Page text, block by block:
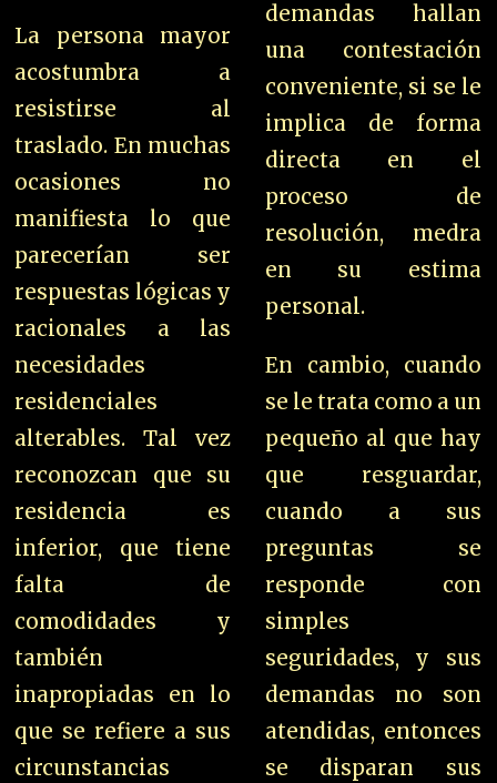
La persona mayor
acostumbra a
resistirse al
traslado. En muchas
ocasiones no
manifiesta lo que
parecerían ser
respuestas lógicas y
racionales a las
necesidades
residenciales
alterables. Tal vez
reconozcan que su
residencia es
inferior, que tiene
falta de
comodidades y
también
inapropiadas en lo
que se refiere a sus
circunstancias
demandas hallan
una contestación
conveniente, si se le
implica de forma
directa en el
proceso de
resolución, medra
en su estima
personal.
En cambio, cuando
se le trata como a un
pequeño al que hay
que resguardar,
cuando a sus
preguntas se
responde con
simples
seguridades, y sus
demandas no son
atendidas, entonces
se disparan sus